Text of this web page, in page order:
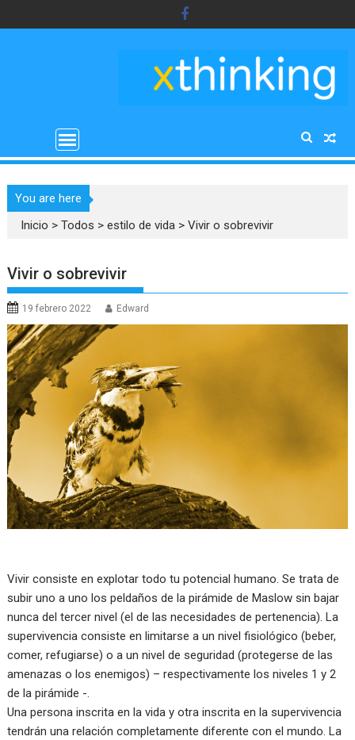
al
You are here
Inicio >Todos >estilo de vida >Vivir o sobrevivir
Vivir o sobrevivir
19 febrero 2022 Edward
Vivir consiste en explotar todo tu potencial humano. Se trata de
subir uno a uno los peldaños de la pirámide de Maslow sin bajar
nunca del tercer nivel (el de las necesidades de pertenencia). La
supervivencia consiste en limitarse a un nivel fisiológico (beber,
comer, refugiarse) o a un nivel de seguridad (protegerse de las
amenazas o los enemigos) – respectivamente los niveles 1 y 2
de la pirámide -.
Una persona inscrita en la vida y otra inscrita en la supervivencia
tendrán una relación completamente diferente con el mundo. La